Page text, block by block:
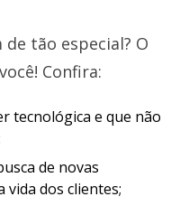
tão especial? O
Confira:
tecnológica e que não
de novas
dos clientes;